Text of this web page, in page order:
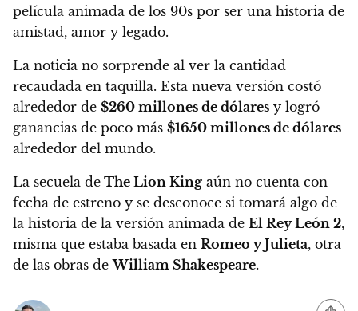
película animada de los 90s por ser una historia de
amistad, amor y legado.
La noticia no sorprende al ver la cantidad
recaudada en taquilla. Esta nueva versión costó
alrededor de $260 millones de dólares y logró
ganancias de poco más $1650 millones de dólares
alrededor del mundo.
La secuela de The Lion King aún no cuenta con
fecha de estreno y se desconoce si tomará algo de
la historia de la versión animada de El Rey León 2,
misma que estaba basada en Romeo y Julieta, otra
de las obras deWilliam Shakespeare.